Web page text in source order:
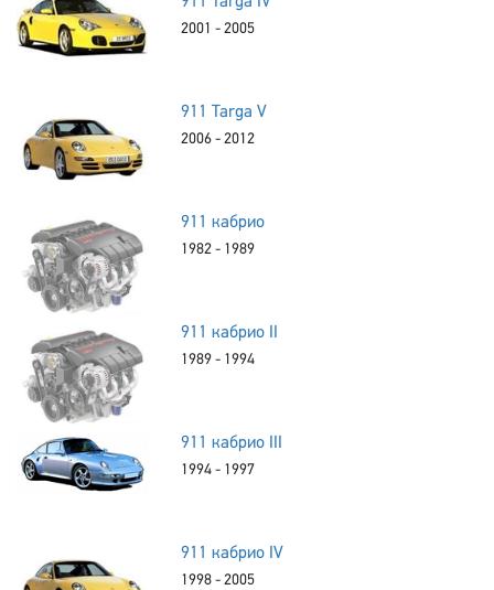
2001 - 2005
911 Targa V
2006 - 2012
911 кабрио
1982 - 1989
911 кабрио II
1989 - 1994
911 кабрио III
1994 - 1997
911 кабрио IV
1998 - 2005